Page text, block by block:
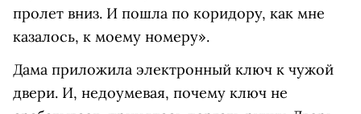
пролет вниз. И пошла по коридору, как мне
казалось, к моему номеру».
Дама приложила электронный ключ к чужой
двери. И, недоумевая, почему ключ не